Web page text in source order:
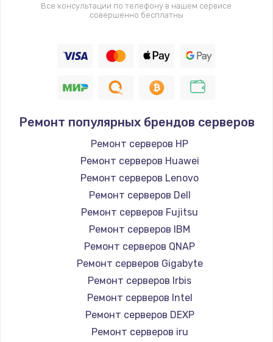
2500 руб.
750 руб.
Установка драйверов
725 руб.
Заказать
Замена вебкамеры
1260 руб.
Заказать
Ремонт петель крышки
990 руб.
Заказать
Все консультации по телефону в нашем сервисе
совершенно бесплатны
Ремонт популярных брендов серверов
Ремонт серверов HP
Ремонт серверов Huawei
Ремонт серверов Lenovo
Ремонт серверов Dell
Ремонт серверов Fujitsu
Ремонт серверов IBM
Ремонт серверов QNAP
Ремонт серверов Gigabyte
Ремонт серверов Irbis
Ремонт серверов Intel
Ремонт серверов DEXP
Ремонт серверов iru